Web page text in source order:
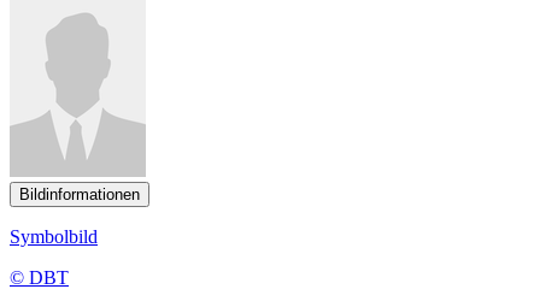
Bildinformationen
Symbolbild
© DBT